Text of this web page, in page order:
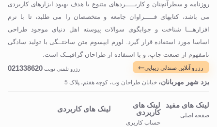
روزنامه و سطرآنچنان و کاربـــــردهای متنوع با هدف بهبود ابزارهای کاربردی
می باشد، کتابهای فـــــراوان جامعه و متخصصان را می طلبد، تا با نرم
افزارهـــا شناخت و جوابگوی سوالات پیوسته اهل دنیای موجود طراحی
اساسا مورد استفاده قرار گیرد. لورم ایپسوم متن ساختــگی با تولید سادگی
نامفهوم از صنعت چاپ، و با استفاده از طراحان گرافیــک است.
رزرو آنلاین صندلی زیبایی رزرو تلفنی نوبت 021338620
یزد شهر مهربانان، خیابان طراحان وب، کوچه هفتم، پلاک 5
لینک های مفید
صفحه اصلی
لینک های
کاربردی
حساب کاربری
لینک های کاربردی